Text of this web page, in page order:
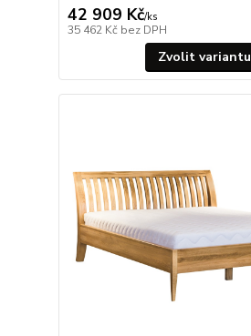
42 909 Kč/ks
35 462 Kč bez DPH
Zvolit variantu